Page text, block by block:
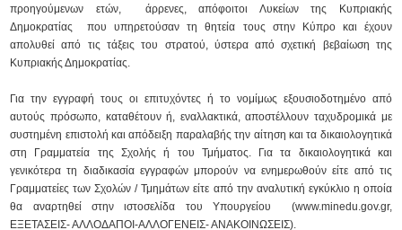
προηγούμενων ετών, άρρενες, απόφοιτοι Λυκείων της Κυπριακής
Δημοκρατίας που υπηρετούσαν τη θητεία τους στην Κύπρο και έχουν
απολυθεί από τις τάξεις του στρατού, ύστερα από σχετική βεβαίωση της
Κυπριακής Δημοκρατίας.
Για την εγγραφή τους οι επιτυχόντες ή το νομίμως εξουσιοδοτημένο από
αυτούς πρόσωπο, καταθέτουν ή, εναλλακτικά, αποστέλλουν ταχυδρομικά με
συστημένη επιστολή και απόδειξη παραλαβής την αίτηση και τα δικαιολογητικά
στη Γραμματεία της Σχολής ή του Τμήματος. Για τα δικαιολογητικά και
γενικότερα τη διαδικασία εγγραφών μπορούν να ενημερωθούν είτε από τις
Γραμματείες των Σχολών / Τμημάτων είτε από την αναλυτική εγκύκλιο η οποία
θα αναρτηθεί στην ιστοσελίδα του Υπουργείου (www.minedu.gov.gr,
ΕΞΕΤΑΣΕΙΣ- ΑΛΛΟΔΑΠΟΙ-ΑΛΛΟΓΕΝΕΙΣ- ΑΝΑΚΟΙΝΩΣΕΙΣ).